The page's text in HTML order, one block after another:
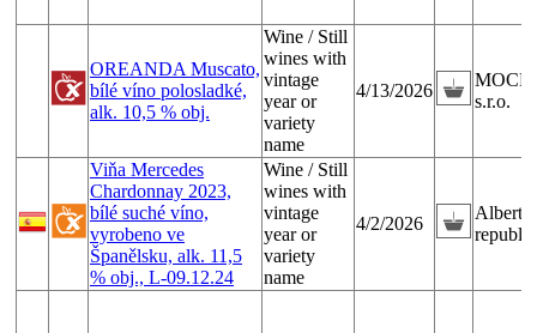
OREANDA Muscato,
bílé víno polosladké,
alk. 10,5 % obj.
Wine / Still
wines with
vintage
year or
variety
name
4/13/2026
s.r.o.
Viňa Mercedes
Chardonnay 2023,
bílé suché víno,
vyrobeno ve
Španělsku, alk. 11,5
% obj., L-09.12.24
Wine / Still
wines with
vintage
year or
variety
name
4/2/2026
Albert